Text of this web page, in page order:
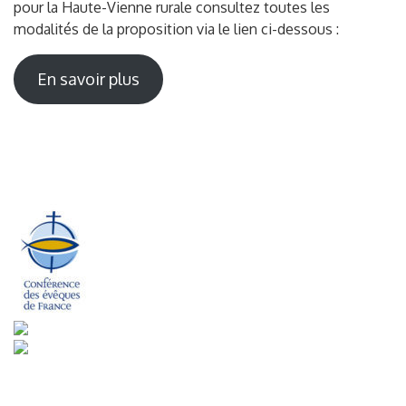
pour la Haute-Vienne rurale consultez toutes les
modalités de la proposition via le lien ci-dessous :
En savoir plus